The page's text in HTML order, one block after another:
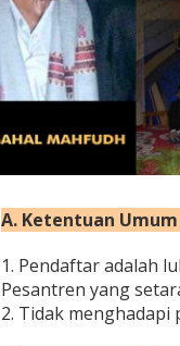
A. Ketentuan
1. Pendaftar adalah
Pesantren yang
2. Tidak